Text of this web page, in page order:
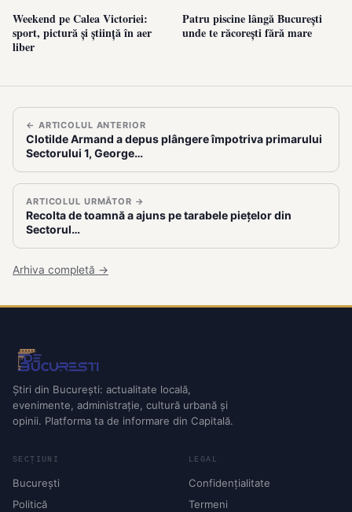
Weekend pe Calea Victoriei:
sport, pictură și știință în aer
liber
Patru piscine lângă București
unde te răcorești fără mare
← ARTICOLUL ANTERIOR
Clotilde Armand a depus plângere împotriva primarului
Sectorului 1, George…
ARTICOLUL URMĂTOR →
Recolta de toamnă a ajuns pe tarabele piețelor din
Sectorul…
Arhiva completă →
Știri din București: actualitate locală,
evenimente, administrație, cultură urbană și
opinii. Platforma ta de informare din Capitală.
SECȚIUNI
București
Politică
LEGAL
Confidențialitate
Termeni